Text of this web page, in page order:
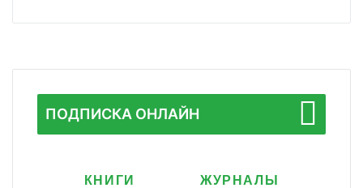
ПОДПИСКА ОНЛАЙН
КНИГИ ЖУРНАЛЫ